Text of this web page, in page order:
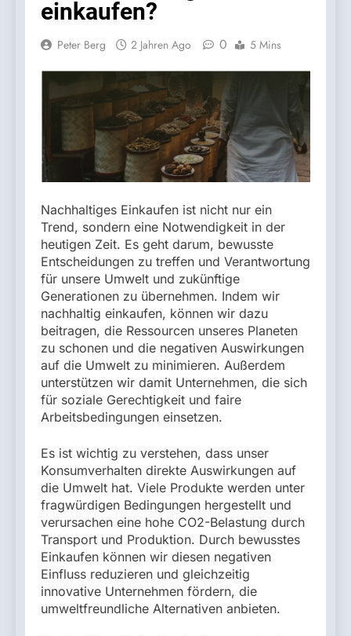
einkaufen?
Peter Berg 2 Jahren Ago 0 5 Mins
Nachhaltiges Einkaufen ist nicht nur ein
Trend, sondern eine Notwendigkeit in der
heutigen Zeit. Es geht darum, bewusste
Entscheidungen zu treffen und Verantwortung
für unsere Umwelt und zukünftige
Generationen zu übernehmen. Indem wir
nachhaltig einkaufen, können wir dazu
beitragen, die Ressourcen unseres Planeten
zu schonen und die negativen Auswirkungen
auf die Umwelt zu minimieren. Außerdem
unterstützen wir damit Unternehmen, die sich
für soziale Gerechtigkeit und faire
Arbeitsbedingungen einsetzen.
Es ist wichtig zu verstehen, dass unser
Konsumverhalten direkte Auswirkungen auf
die Umwelt hat. Viele Produkte werden unter
fragwürdigen Bedingungen hergestellt und
verursachen eine hohe CO2-Belastung durch
Transport und Produktion. Durch bewusstes
Einkaufen können wir diesen negativen
Einfluss reduzieren und gleichzeitig
innovative Unternehmen fördern, die
umweltfreundliche Alternativen anbieten.